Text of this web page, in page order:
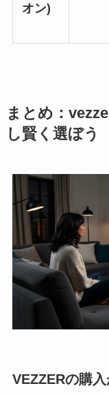
オン)
まとめ：
し賢く選ぼう
VEZZERの購